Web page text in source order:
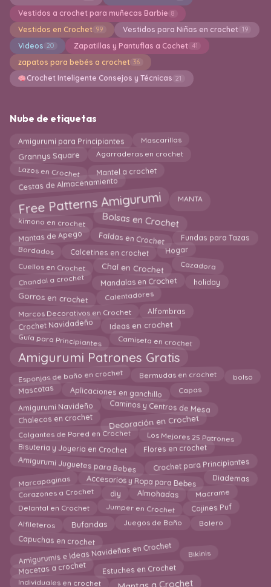
Vestidos a crochet para muñecas Barbie 8
Vestidos en Crochet 99 Vestidos para Niñas en crochet 19
Videos 20 Zapatillas y Pantuflas a Cochet 41
zapatos para bebés a crochet 36
Crochet Inteligente Consejos y Técnicas 21
Nube de etiquetas
Amigurumi para Principiantes Mascarillas
Grannys Square Agarraderas en crochet
Lazos en Crochet Mantel a crochet
Cestas de Almacenamiento
Free Patterns Amigurumi MANTA
kimono en crochet Bolsas en Crochet
Mantas de Apego Faldas en Crochet Fundas para Tazas
Bordados Calcetines en crochet Hogar
Cuellos en Crochet Chal en Crochet Cazadora
Chandal a crochet Mandalas en Crochet holiday
Gorros en crochet Calentadores
Marcos Decorativos en Crochet Alfombras
Crochet Navidadeño Ideas en crochet
Guía para Principiantes Camiseta en crochet
Amigurumi Patrones Gratis
Esponjas de baño en crochet Bermudas en crochet bolso
Mascotas Aplicaciones en ganchillo Capas
Amigurumi Navideño Caminos y Centros de Mesa
Chalecos en crochet Decoración en Crochet
Colgantes de Pared en Crochet Los Mejores 25 Patrones
Bisuteria y Joyeria en Crochet Flores en crochet
Amigurumi Juguetes para Bebes Crochet para Principiantes
Marcapaginas Accesorios y Ropa para Bebes Diademas
Corazones a Crochet diy Almohadas Macrame
Delantal en Crochet Jumper en Crochet Cojines Puf
Alfileteros Bufandas Juegos de Baño Bolero
Capuchas en crochet
Amigurumis e Ideas Navideñas en Crochet Bikinis
Macetas a crochet Estuches en Crochet
Individuales en crochet Mantas a Crochet